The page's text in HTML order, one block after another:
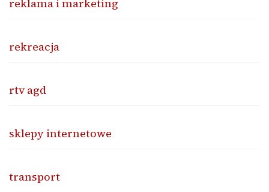
reklama i marketing
rekreacja
rtv agd
sklepy internetowe
transport